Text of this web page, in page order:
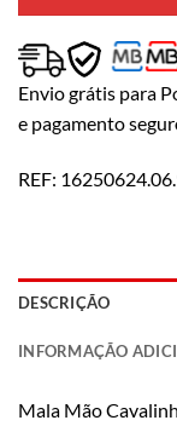
Envio grátis para
e pagamento
REF:
DESCRIÇÃO
INFORMAÇÃO
Mala Mão